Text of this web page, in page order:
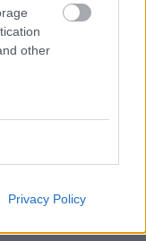
other
Privacy Policy
A 2004-ben Andy
két évtizedben
európai
szakember
költés pedig